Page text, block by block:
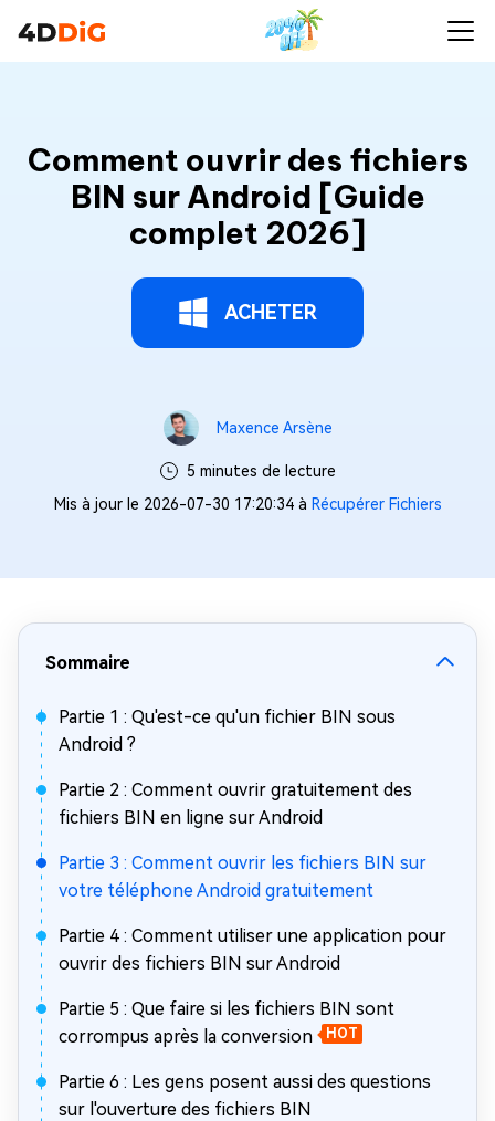
Comment ouvrir des fichiers
BIN sur Android [Guide
complet 2026]
ACHETER
Maxence Arsène
5 minutes de lecture
Mis à jour le 2026-07-30 17:20:34 à Récupérer Fichiers
Sommaire
Partie 1 : Qu'est-ce qu'un fichier BIN sous
Android ?
Partie 2 : Comment ouvrir gratuitement des
fichiers BIN en ligne sur Android
Partie 3 : Comment ouvrir les fichiers BIN sur
votre téléphone Android gratuitement
Partie 4 : Comment utiliser une application pour
ouvrir des fichiers BIN sur Android
Partie 5 : Que faire si les fichiers BIN sont
corrompus après la conversion
HOT
Partie 6 : Les gens posent aussi des questions
sur l'ouverture des fichiers BIN